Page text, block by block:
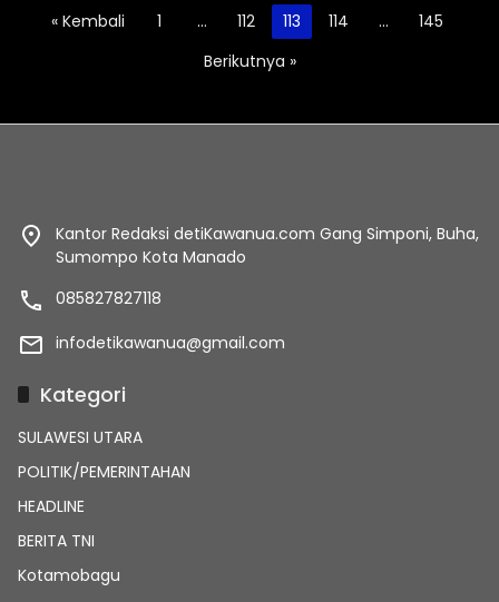
Paginasi
« Kembali 1 … 112 113 114 …
145
Berikutnya »
Kantor Redaksi detiKawanua.com Gang Simponi, Buha,
Sumompo Kota Manado
085827827118
infodetikawanua@gmail.com
Kategori
SULAWESI UTARA
POLITIK/PEMERINTAHAN
HEADLINE
BERITA TNI
Kotamobagu